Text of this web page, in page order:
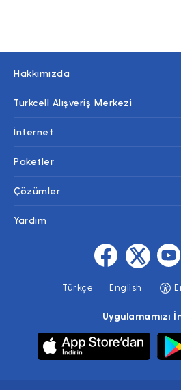
Hakkımızda
Turkcell Alışveriş Merkezi
İnternet
Paketler
Çözümler
Yardım
Türkçe English
Uygulamamızı